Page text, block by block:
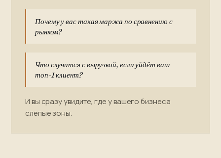
Почему у вас такая маржа по сравнению с
рынком?
Что случится с выручкой, если уйдёт ваш
топ-1 клиент?
И вы сразу увидите, где у вашего бизнеса
слепые зоны.